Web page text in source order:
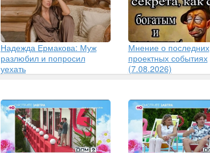
Надежда Ермакова: Муж
разлюбил и попросил
уехать
Мнение о последних
проектных событиях
(7.08.2026)